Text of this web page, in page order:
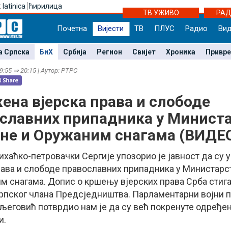
latinica ћирилица
ТВ УЖИВО
Почетна Вијести ТВ ПЛУС Радио
Српска БиХ Србија Регион Свијет Хроника
⇒ 20:15 | Аутор: РТРС
вјерска права и слободе
припадника у
и Оружаним снагама
петровачки Сергије упозорио је јавност да су
и слободе православних припадника у
снагама. Допис о кршењу вјерских права Срба
члана Предсједништва. Парламентарни војни
потврдио нам је да су већ покренуте